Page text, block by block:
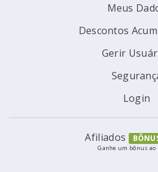
Meus
Descontos
Gerir
Login
Afiliados
Ganhe um bônus ao